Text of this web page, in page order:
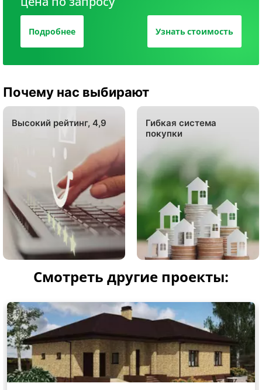
Подробнее Узнать стоимость
Почему нас выбирают
Высокий рейтинг, 4,9
Гибкая система
покупки
Смотреть другие проекты: